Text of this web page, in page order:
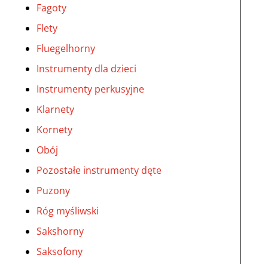
Fagoty
Flety
Fluegelhorny
Instrumenty dla dzieci
Instrumenty perkusyjne
Klarnety
Kornety
Obój
Pozostałe instrumenty dęte
Puzony
Róg myśliwski
Sakshorny
Saksofony